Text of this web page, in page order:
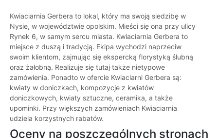
Kwiaciarnia Gerbera to lokal, który ma swoją siedzibę w
Nysie, w województwie opolskim. Mieści się ona przy ulicy
Rynek 6, w samym sercu miasta. Kwiaciarnia Gerbera to
miejsce z duszą i tradycją. Ekipa wychodzi naprzeciw
swoim klientom, zajmując się ekspercką florystyką ślubną
oraz żałobną. Realizuje się tutaj także nietypowe
zamówienia. Ponadto w ofercie Kwiaciarni Gerbera są:
kwiaty w doniczkach, kompozycje z kwiatów
doniczkowych, kwiaty sztuczne, ceramika, a także
upominki. Przy większych zamówieniach Kwiaciarnia
udziela korzystnych rabatów.
Oceny na poszczególnych stronach